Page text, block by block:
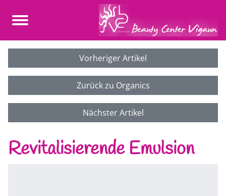
Vorheriger Artikel
Zurück zu Organics
Nächster Artikel
Revitalisierende Emulsion